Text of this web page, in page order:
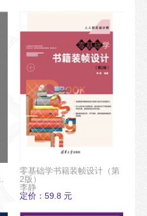
零基础学书籍装帧设计（第
2版）
李静
定价：59.8 元